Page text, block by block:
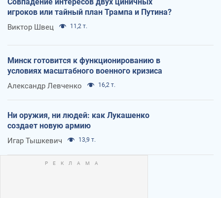
игроков или тайный план Трампа и Путина?
Виктор Швец 11,2 т.
Минск готовится к функционированию в
условиях масштабного военного кризиса
Александр Левченко 16,2 т.
Ни оружия, ни людей: как Лукашенко
создает новую армию
Игар Тышкевич 13,9 т.